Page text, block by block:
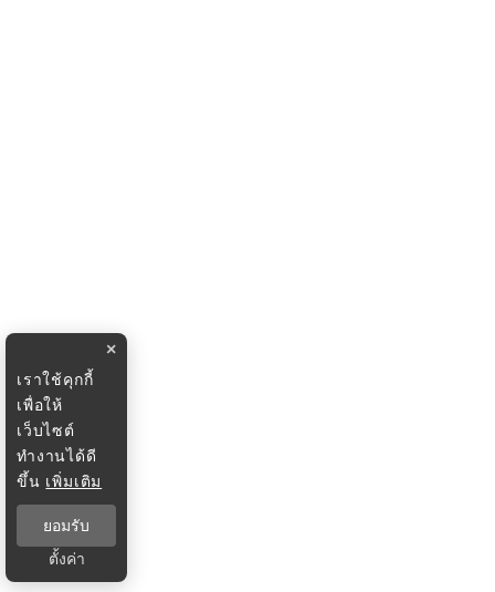
×
เราใช้คุกกี้
เพื่อให้
เว็บไซต์
ทำงานได้ดี
ขึ้น เพิ่มเติม
ยอมรับ
ตั้งค่า